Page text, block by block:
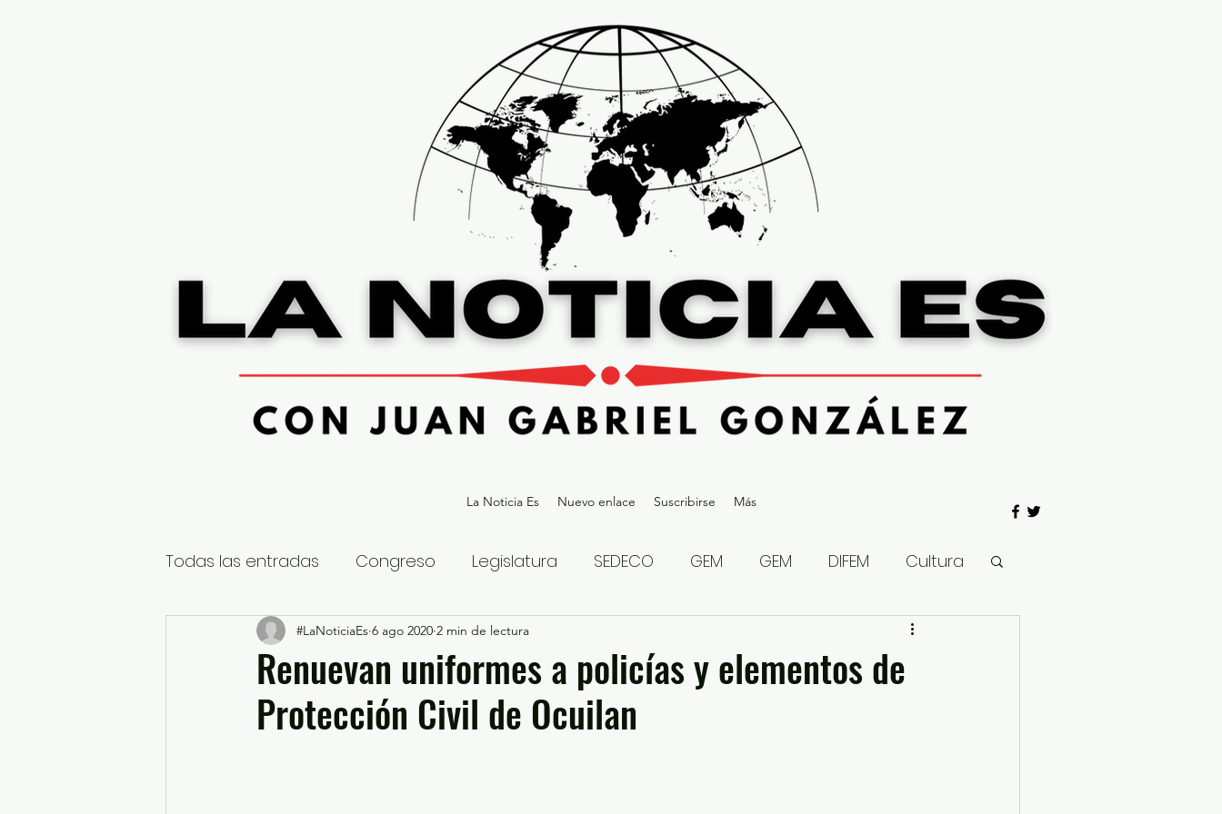
La Noticia Es Nuevo enlace Suscribirse Más
Todas las entradas Congreso Legislatura SEDECO GEM GEM DIFEM Cultura
Nacional Estatal Gubernatura Edoméx 2023
Educación y Cultura Seguridad y Justicia Denuncia Ciudadana
Renuevan uniformes a policías y elementos de
Protección Civil de Ocuilan
#LaNoticiaEs 6 ago 2020 2 min de lectura